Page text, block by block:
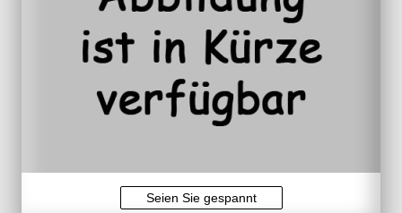
Seien Sie gespannt